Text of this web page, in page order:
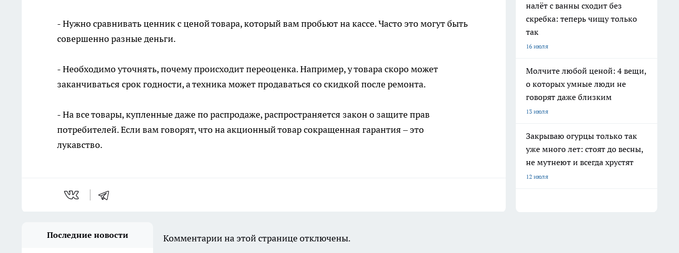
-Нужно сравнивать ценник с ценой товара, который вам пробьют на кассе. Часто это могут быть
совершенно разные деньги.
-Необходимо уточнять, почему происходит переоценка. Например, у товара скоро может
заканчиваться срок годности, а техника может продаваться со скидкой после ремонта.
-На все товары, купленные даже по распродаже, распространяется закон о защите прав
потребителей. Если вам говорят, что на акционный товар сокращенная гарантия – это
лукавство.
налёт с ванны сходит без
скребка: теперь чищу только
так
16 июля
Молчите любой ценой: 4 вещи,
о которых умные люди не
говорят даже близким
13 июля
Закрываю огурцы только так
уже много лет: стоят до весны,
не мутнеют и всегда хрустят
12 июля
Последние новости Комментарии на этой странице отключены.